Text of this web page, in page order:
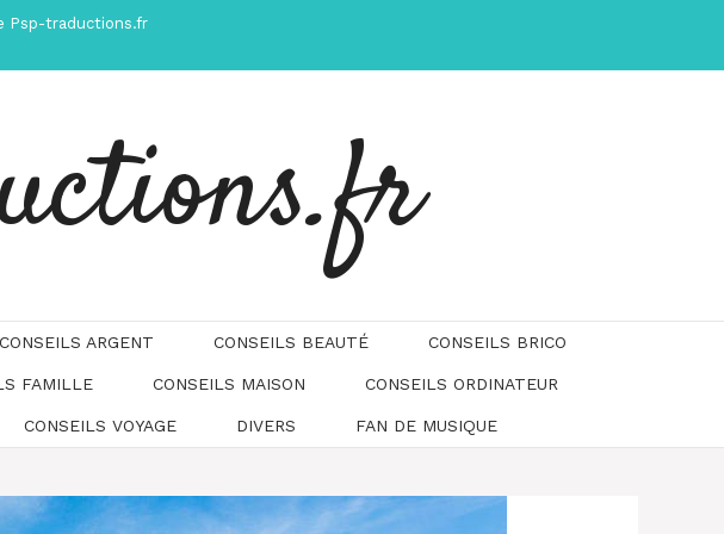
Psp-traductions.fr
CONSEILS ARGENT CONSEILS BEAUTÉ CONSEILS BRICO
FAMILLE CONSEILS MAISON CONSEILS ORDINATEUR
CONSEILS VOYAGE DIVERS FAN DE MUSIQUE